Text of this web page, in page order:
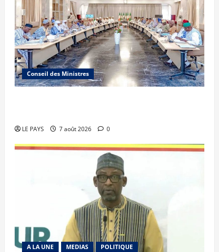
Conseil des Ministres
LE PAYS 7 août 2026 0
A LA UNE MEDIAS POLITIQUE